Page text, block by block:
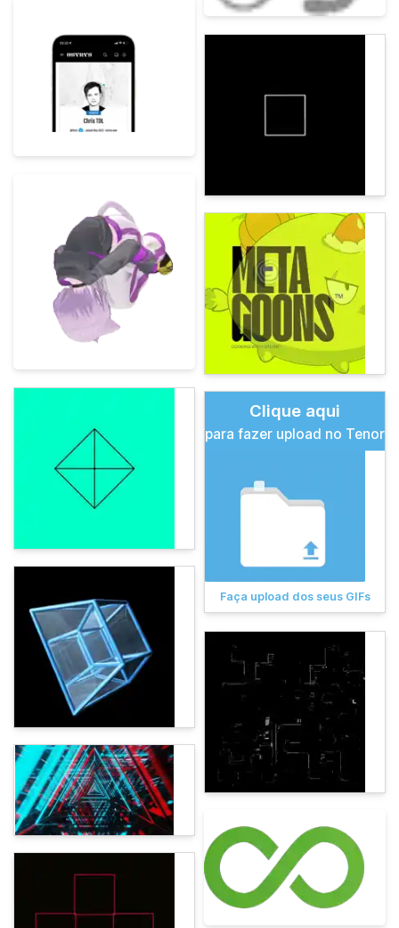
Clique aqui
para fazer upload no Tenor
Faça upload dos seus GIFs